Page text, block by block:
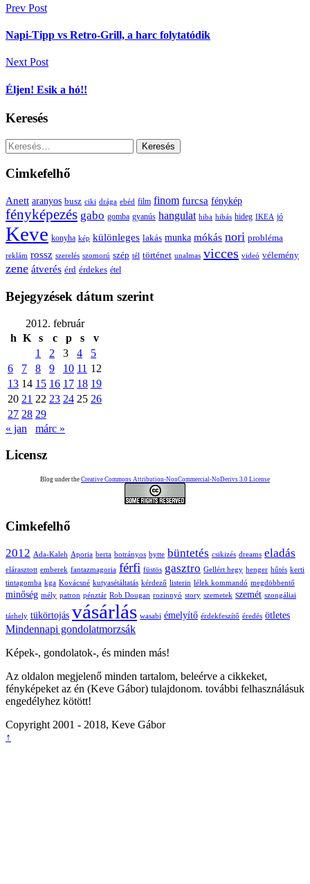
Bejegyzés
navigáció
Prev Post
Napi-Tipp vs Retro-Grill, a harc folytatódik
Next Post
Éljen! Esik a hó!!
Keresés
Keresés:
Cimkefelhő
Anett aranyos busz ciki drága ebéd film finom furcsa fénykép
fényképezés gabo gomba gyanús hangulat hiba hibás hideg IKEA jó
Keve konyha kép különleges lakás munka mókás nori probléma
reklám rossz szerelés szomorú szép tél történet unalmas vicces videó vélemény
zene átverés érd érdekes étel
Bejegyzések dátum szerint
2012. február
h K s c p s
v
1
2 3 4
5
6
7 8 9 10 11 12
13 14 15 16 17 18 19
20 21 22 23 24 25 26
27 28 29
« jan
márc »
Licensz
Blog under the Creative Commons Attribution-NonCommercial-NoDerivs 3.0 License
Cimkefelhő
2012 Ada-Kaleh Aporia berta botrányos bytte büntetés csikizés dreams eladás
elárasztott emberek fantazmagoria férfi füstös gasztro Gellért hegy henger hűtés kerti
tintagomba kga Kovácsné kutyasétáltatás kérdező listerin lélek kommandó megdöbbentő
minőség mély patron pénztár Rob Dougan rozinnyó story szemetek szemét szongáliai
tárhely tükörtojás vásárlás wasabi émelyítő érdekfeszítő éredés ötletes
Mindennapi gondolatmorzsák
Képek-, gondolatok-, és minden más!
Az oldalon megjelenő minden tartalom, beleérve a cikkeket,
fényképeket az én (Keve Gábor) tulajdonom. további felhasználásuk
engedélyhez kötött!
Copyright 2001 - 2018, Keve Gábor
↑